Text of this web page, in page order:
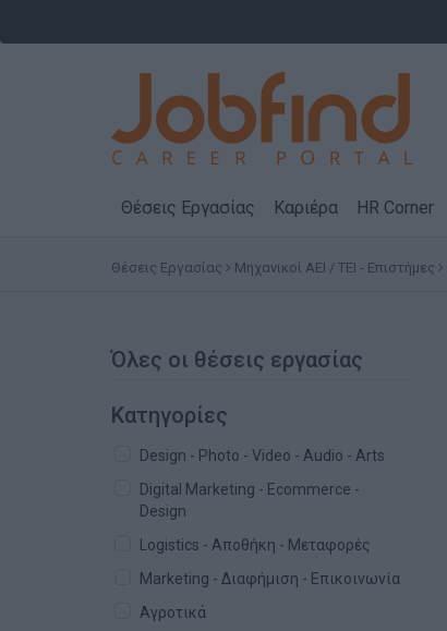
Θέσεις Εργασίας Καριέρα HR Corner
Θέσεις Εργασίας Μηχανικοί ΑΕΙ / ΤΕΙ - Επιστήμες
Όλες οι θέσεις εργασίας
Κατηγορίες
Design - Photo - Video - Audio - Arts
Digital Marketing - Ecommerce -
Design
Logistics - Αποθήκη - Μεταφορές
Marketing - Διαφήμιση - Επικοινωνία
Αγροτικά